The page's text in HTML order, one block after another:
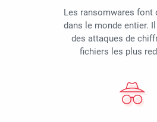
Les ransomwares font
dans le monde entier.
des attaques de
fichiers les plus